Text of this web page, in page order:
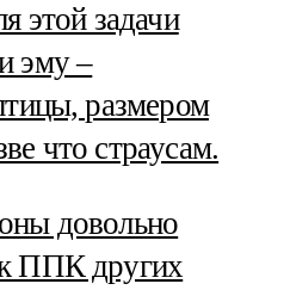
этой задачи
эму –
размером
что страусам.
довольно
ППК других